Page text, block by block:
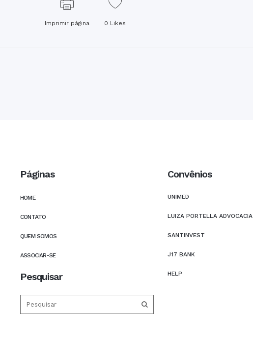
Imprimir página 0 Likes
Páginas
HOME
CONTATO
QUEM SOMOS
ASSOCIAR-SE
Pesquisar
Convênios
UNIMED
LUIZA PORTELLA ADVOCACIA
SANTINVEST
J17 BANK
HELP